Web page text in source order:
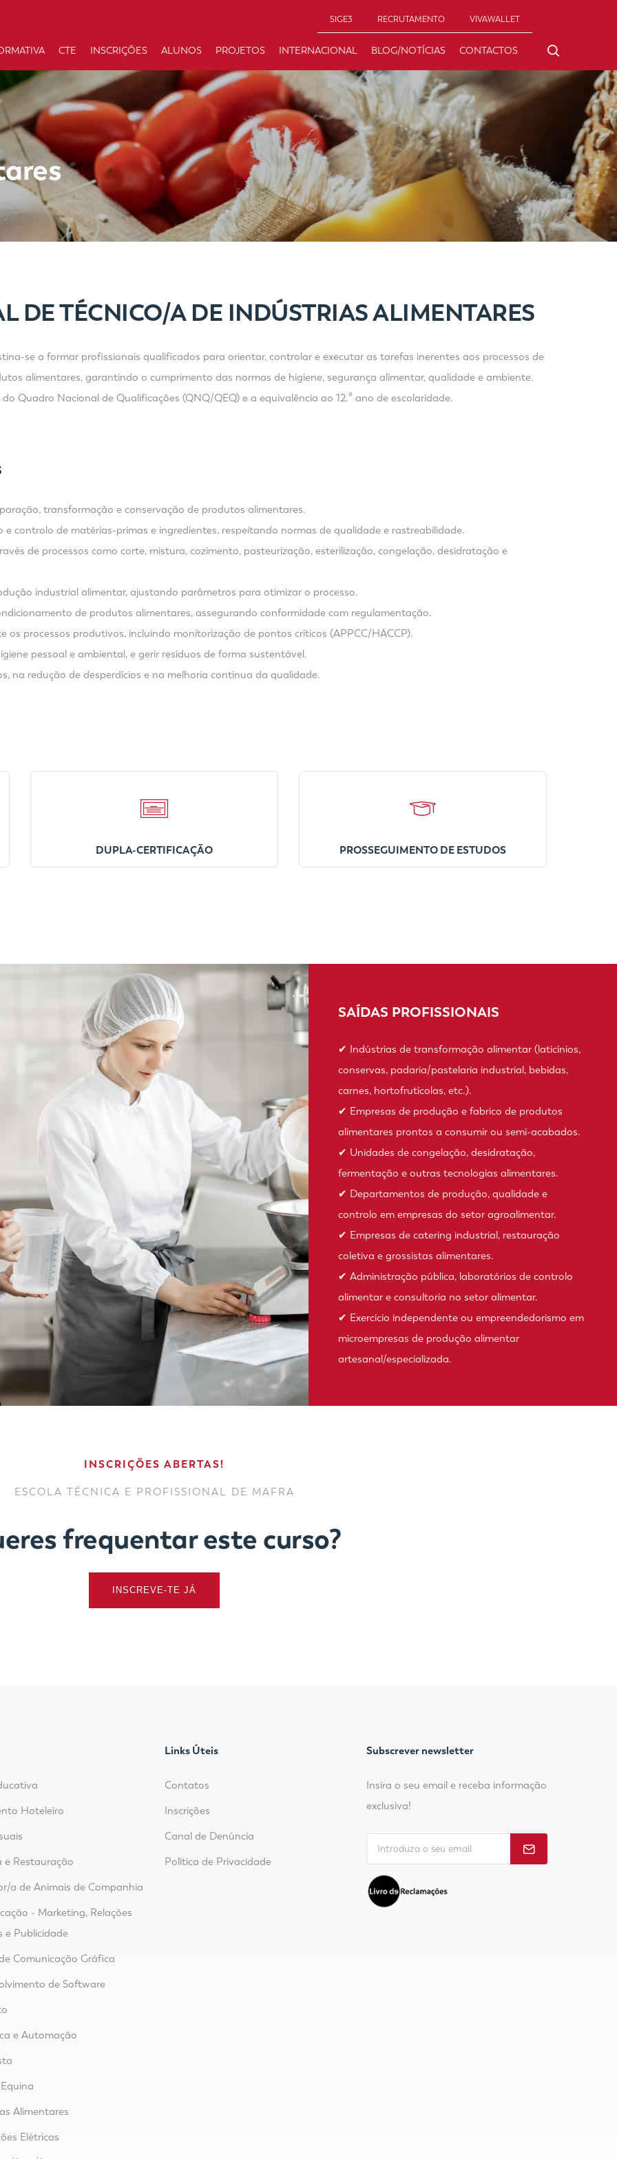
SIGE3 RECRUTAMENTO VIVAWALLET
CTE INSCRIÇÕES ALUNOS PROJETOS INTERNACIONAL BLOG/NOTÍCIAS CONTACTOS
DE TÉCNICO/A DE INDÚSTRIAS ALIMENTARES
se a formar profissionais qualificados para orientar, controlar e executar as tarefas inerentes aos processos de
alimentares, garantindo o cumprimento das normas de higiene, segurança alimentar, qualidade e ambiente.
Quadro Nacional de Qualificações (QNQ/QEQ) e a equivalência ao 12.º ano de escolaridade.
transformação e conservação de produtos alimentares.
controlo de matérias-primas e ingredientes, respeitando normas de qualidade e rastreabilidade.
de processos como corte, mistura, cozimento, pasteurização, esterilização, congelação, desidratação e
industrial alimentar, ajustando parâmetros para otimizar o processo.
de produtos alimentares, assegurando conformidade com regulamentação.
processos produtivos, incluindo monitorização de pontos críticos (APPCC/HACCP).
pessoal e ambiental, e gerir resíduos de forma sustentável.
na redução de desperdícios e na melhoria contínua da qualidade.
DUPLA-CERTIFICAÇÃO PROSSEGUIMENTO DE ESTUDOS
SAÍDAS PROFISSIONAIS
✔ Indústrias de transformação alimentar (laticínios,
conservas, padaria/pastelaria industrial, bebidas,
carnes, hortofrutícolas, etc.).
✔ Empresas de produção e fabrico de produtos
alimentares prontos a consumir ou semi-acabados.
✔ Unidades de congelação, desidratação,
fermentação e outras tecnologias alimentares.
✔ Departamentos de produção, qualidade e
controlo em empresas do setor agroalimentar.
✔ Empresas de catering industrial, restauração
coletiva e grossistas alimentares.
✔ Administração pública, laboratórios de controlo
alimentar e consultoria no setor alimentar.
✔ Exercício independente ou empreendedorismo em
microempresas de produção alimentar
artesanal/especializada.
INSCRIÇÕES ABERTAS!
ESCOLA TÉCNICA E PROFISSIONAL DE MAFRA
frequentar este curso?
INSCREVE-TE JÁ
Hoteleiro
e Restauração
a de Animais de Companhia
- Marketing, Relações
e Publicidade
Comunicação Gráfica
de Software
e Automação
Alimentares
Elétricas
Links Úteis
Contatos
Inscrições
Canal de Denúncia
Política de Privacidade
Subscrever newsletter
Insira o seu email e receba informação
exclusiva!